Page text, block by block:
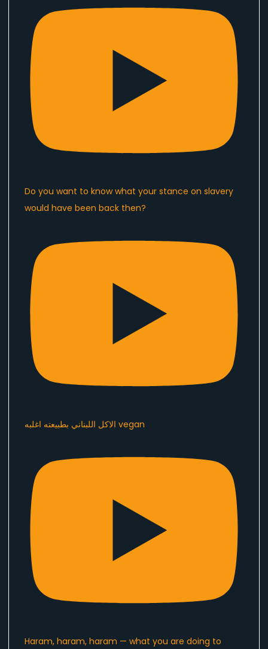
Do you want to know what your stance on slavery
would have been back then?
الاكل اللبناني بطبيعته اغلبه vegan
Haram, haram, haram — what you are doing to